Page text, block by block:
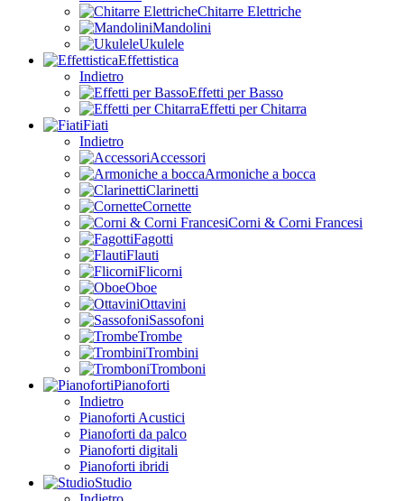
Chitarre Elettriche
Mandolini
Ukulele
Effettistica
Indietro
Effetti per Basso
Effetti per Chitarra
Fiati
Indietro
Accessori
Armoniche a bocca
Clarinetti
Cornette
Corni & Corni Francesi
Fagotti
Flauti
Flicorni
Oboe
Ottavini
Sassofoni
Trombe
Trombini
Tromboni
Pianoforti
Indietro
Pianoforti Acustici
Pianoforti da palco
Pianoforti digitali
Pianoforti ibridi
Studio